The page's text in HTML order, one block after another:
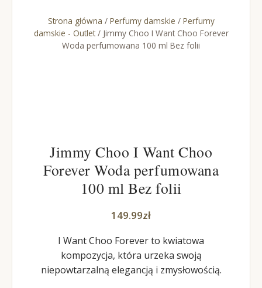
Strona główna / Perfumy damskie / Perfumy
damskie - Outlet/ Jimmy Choo I Want Choo Forever
Woda perfumowana 100 ml Bez folii
Jimmy Choo I Want Choo
Forever Woda perfumowana
100 ml Bez folii
149.99zł
I Want Choo Forever to kwiatowa
kompozycja, która urzeka swoją
niepowtarzalną elegancją i zmysłowością.